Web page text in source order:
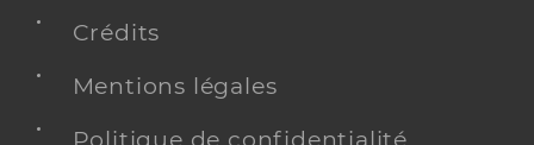
Crédits
Mentions légales